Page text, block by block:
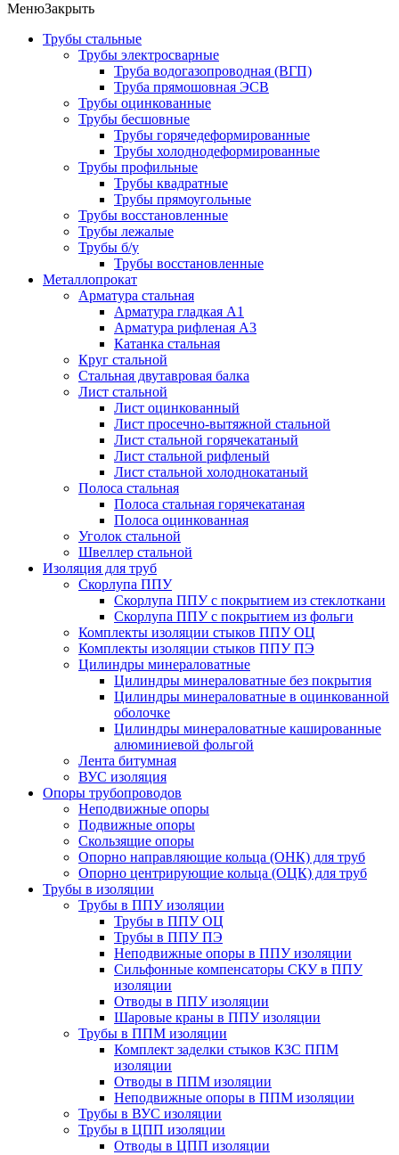
МенюЗакрыть
Трубы стальные
Трубы электросварные
Труба водогазопроводная (ВГП)
Труба прямошовная ЭСВ
Трубы оцинкованные
Трубы бесшовные
Трубы горячедеформированные
Трубы холоднодеформированные
Трубы профильные
Трубы квадратные
Трубы прямоугольные
Трубы восстановленные
Трубы лежалые
Трубы б/у
Трубы восстановленные
Металлопрокат
Арматура стальная
Арматура гладкая А1
Арматура рифленая А3
Катанка стальная
Круг стальной
Стальная двутавровая балка
Лист стальной
Лист оцинкованный
Лист просечно-вытяжной стальной
Лист стальной горячекатаный
Лист стальной рифленый
Лист стальной холоднокатаный
Полоса стальная
Полоса стальная горячекатаная
Полоса оцинкованная
Уголок стальной
Швеллер стальной
Изоляция для труб
Скорлупа ППУ
Скорлупа ППУ с покрытием из стеклоткани
Скорлупа ППУ с покрытием из фольги
Комплекты изоляции стыков ППУ ОЦ
Комплекты изоляции стыков ППУ ПЭ
Цилиндры минераловатные
Цилиндры минераловатные без покрытия
Цилиндры минераловатные в оцинкованной
оболочке
Цилиндры минераловатные кашированные
алюминиевой фольгой
Лента битумная
ВУС изоляция
Опоры трубопроводов
Неподвижные опоры
Подвижные опоры
Скользящие опоры
Опорно направляющие кольца (ОНК) для труб
Опорно центрирующие кольца (ОЦК) для труб
Трубы в изоляции
Трубы в ППУ изоляции
Трубы в ППУ ОЦ
Трубы в ППУ ПЭ
Неподвижные опоры в ППУ изоляции
Сильфонные компенсаторы СКУ в ППУ
изоляции
Отводы в ППУ изоляции
Шаровые краны в ППУ изоляции
Трубы в ППМ изоляции
Комплект заделки стыков КЗС ППМ
изоляции
Отводы в ППМ изоляции
Неподвижные опоры в ППМ изоляции
Трубы в ВУС изоляции
Трубы в ЦПП изоляции
Отводы в ЦПП изоляции